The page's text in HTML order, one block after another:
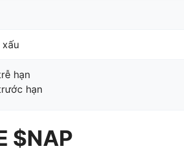
hạn
hạn
$NAP